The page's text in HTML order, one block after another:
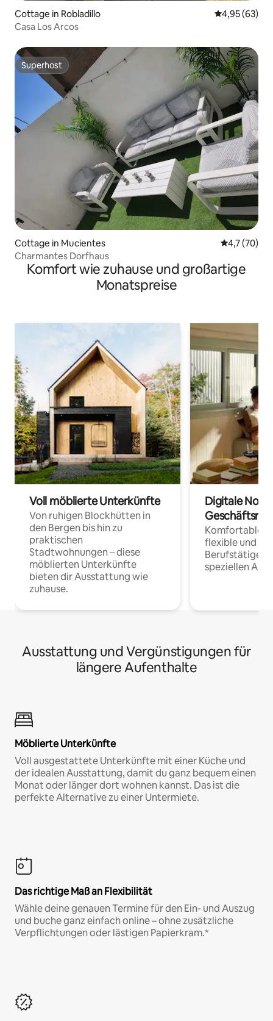
Cottage in Robladillo
4,95 (63)
Casa Los Arcos
Superhost
Superhost
Cottage in Mucientes
4,7 (70)
Charmantes Dorfhaus
Komfort wie zuhause und großartige
Monatspreise
Voll möblierte Unterkünfte
Von ruhigen Blockhütten in
den Bergen bis hin zu
praktischen
Stadtwohnungen – diese
möblierten Unterkünfte
bieten dir Ausstattung wie
zuhause.
Digitale
Komfortable
flexible und
Berufstätige
speziellen
Ausstattung und Vergünstigungen für
längere Aufenthalte
Möblierte Unterkünfte
Voll ausgestattete Unterkünfte mit einer Küche und
der idealen Ausstattung, damit du ganz bequem einen
Monat oder länger dort wohnen kannst. Das ist die
perfekte Alternative zu einer Untermiete.
Das richtige Maß an Flexibilität
Wähle deine genauen Termine für den Ein- und Auszug
und buche ganz einfach online – ohne zusätzliche
Verpflichtungen oder lästigen Papierkram.*